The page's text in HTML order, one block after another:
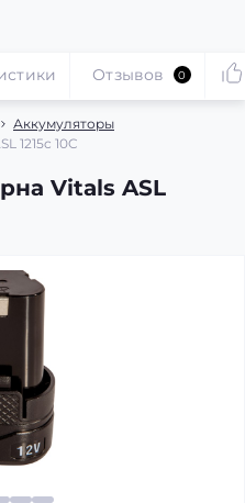
Аккумуляторы
1215c 10C
Vitals ASL
Отзывов 0